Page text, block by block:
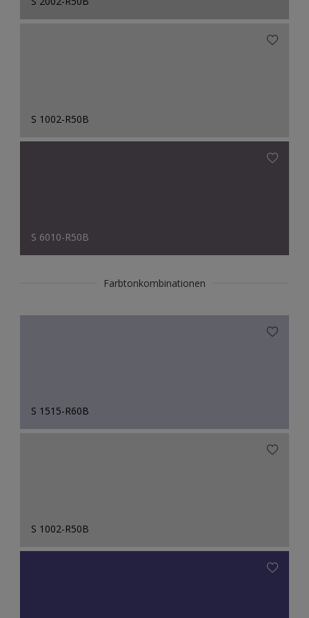
S 1002-R50B
S 6010-R50B
Farbtonkombinationen
S 1515-R60B
S 1002-R50B